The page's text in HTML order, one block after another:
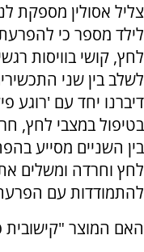
צליל אסולין מספקת
לילד מספר כי
לחץ, קושי בוויסות
לשלב בין שני
דיברנו יחד עם 'רוגע
בטיפול במצבי לחץ,
בין השניים מסייע
לחץ וחרדה ומשלים
להתמודדות עם
האם המוצר "קישובית